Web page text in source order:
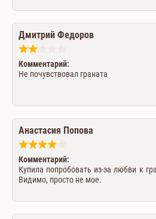
Дмитрий Федоров
Комментарий:
Не почувствовал граната
Анастасия Попова
Комментарий:
Купила попробовать из-за любви к
Видимо, просто не мое.